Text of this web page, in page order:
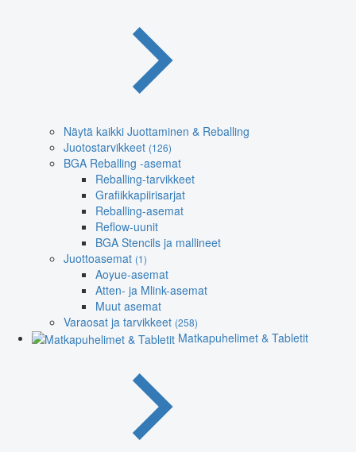
Näytä kaikki Juottaminen & Reballing
Juotostarvikkeet (126)
BGA Reballing -asemat
Reballing-tarvikkeet
Grafiikkapiirisarjat
Reballing-asemat
Reflow-uunit
BGA Stencils ja mallineet
Juottoasemat (1)
Aoyue-asemat
Atten- ja Mlink-asemat
Muut asemat
Varaosat ja tarvikkeet (258)
Matkapuhelimet & Tabletit